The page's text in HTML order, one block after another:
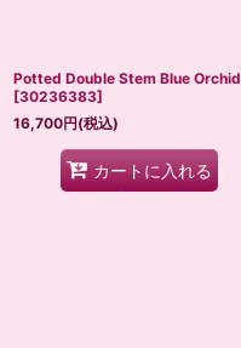
Potted Double Stem Blue Orchid
[30236383]
16,700円(税込)
カートに入れる